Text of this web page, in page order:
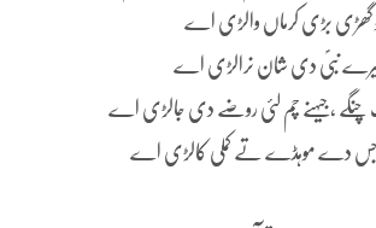
گھڑی بڑی کرماں والڑی اے
نبیؐ دی شان نرالڑی اے
، جیہنے چم لئی روضے دی جالڑی اے
، جس دے موہڈے تے کملی کالڑی اے